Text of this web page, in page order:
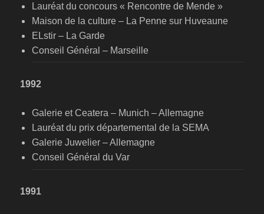
Lauréat du concours « Rencontre de Mende »
Maison de la culture – La Penne sur Huveaune
ELstir – La Garde
Conseil Général – Marseille
1992
Galerie et Ceatera – Munich – Allemagne
Lauréat du prix départemental de la SEMA
Galerie Juwelier – Allemagne
Conseil Général du Var
1991